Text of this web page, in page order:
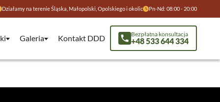
Działamy na terenie Śląska, Małopolski, Opolskiego i okolic Pn-Nd: 08:00 - 20:00
Galeria Kontakt DDD Bezpłatna konsultacja
+48 533 644 334